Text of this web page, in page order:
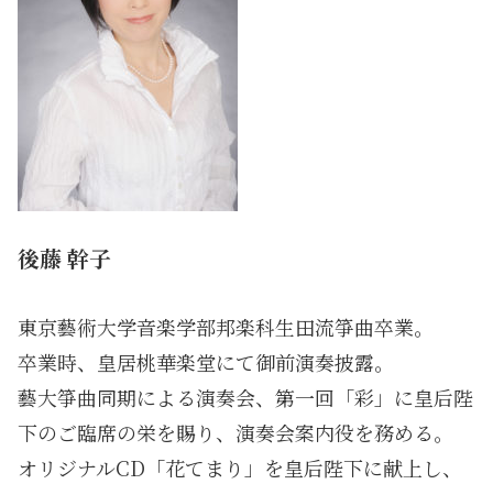
後藤 幹子
東京藝術大学音楽学部邦楽科生田流箏曲卒業。
卒業時、皇居桃華楽堂にて御前演奏披露。
藝大箏曲同期による演奏会、第一回「彩」に皇后陛
下のご臨席の栄を賜り、演奏会案内役を務める。
オリジナルCD「花てまり」を皇后陛下に献上し、